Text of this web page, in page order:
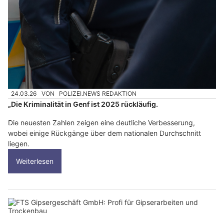
24.03.26 VON POLIZEI.NEWS REDAKTION
„Die Kriminalität in Genf ist 2025 rückläufig.
Die neuesten Zahlen zeigen eine deutliche Verbesserung,
wobei einige Rückgänge über dem nationalen Durchschnitt
liegen.
Weiterlesen